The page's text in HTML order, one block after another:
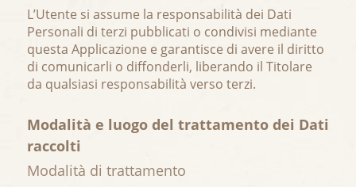
L’Utente si assume la responsabilità dei Dati
Personali di terzi pubblicati o condivisi mediante
questa Applicazione e garantisce di avere il diritto
di comunicarli o diffonderli, liberando il Titolare
da qualsiasi responsabilità verso terzi.
Modalità e luogo del trattamento dei Dati
raccolti
Modalità di trattamento